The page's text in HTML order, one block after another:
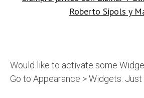
Roberto Sipols y
Would like to activate some
Go to Appearance > Widgets. Just